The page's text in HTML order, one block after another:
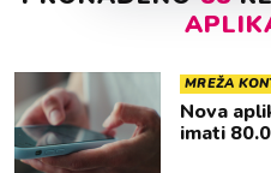
MREŽA
Nova
imati